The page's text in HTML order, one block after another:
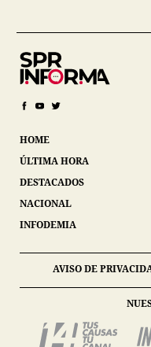
HOME
ÚLTIMA HORA
DESTACADOS
NACIONAL
INFODEMIA
AVISO DE